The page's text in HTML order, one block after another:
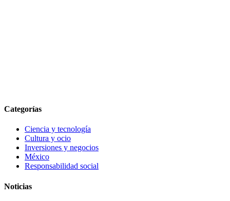
Categorías
Ciencia y tecnología
Cultura y ocio
Inversiones y negocios
México
Responsabilidad social
Noticias